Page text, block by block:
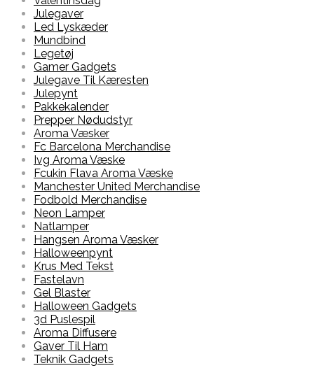
Julegaver
Led Lyskæder
Mundbind
Legetøj
Gamer Gadgets
Julegave Til Kæresten
Julepynt
Pakkekalender
Prepper Nødudstyr
Aroma Væsker
Fc Barcelona Merchandise
Ivg Aroma Væske
Fcukin Flava Aroma Væske
Manchester United Merchandise
Fodbold Merchandise
Neon Lamper
Natlamper
Hangsen Aroma Væsker
Halloweenpynt
Krus Med Tekst
Fastelavn
Gel Blaster
Halloween Gadgets
3d Puslespil
Aroma Diffusere
Gaver Til Ham
Teknik Gadgets